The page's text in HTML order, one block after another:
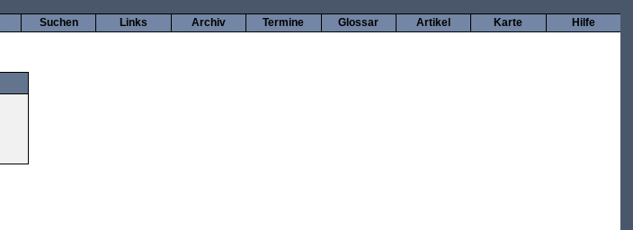
Hilfe
Karte
Artikel
Glossar
Termine
Archiv
Links
Suchen